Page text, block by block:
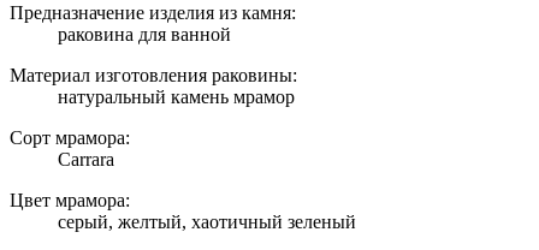
Предназначение изделия из камня:
раковина для ванной
Материал изготовления раковины:
натуральный камень мрамор
Сорт мрамора:
Carrara
Цвет мрамора:
серый, желтый, хаотичный зеленый